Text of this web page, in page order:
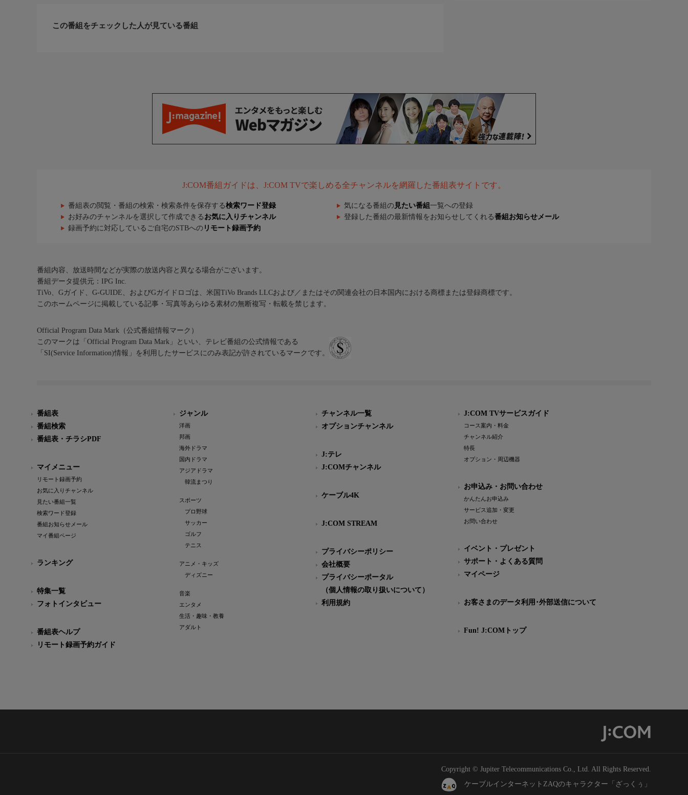
この番組をチェックした人が見ている番組
J:COM番組ガイドは、J:COM TVで楽しめる全チャンネルを網羅した番組表サイトです。
番組表の閲覧・番組の検索・検索条件を保存する検索ワード登録 気になる番組の 見たい番組 一覧への登録
お好みのチャンネルを選択して作成できる お気に入りチャンネル 登録した番組の最新情報をお知らせしてくれる番組お知らせメール
録画予約に対応しているご自宅のSTBへの リモート録画予約
番組内容、放送時間などが実際の放送内容と異なる場合がございます。
番組データ提供元：IPG Inc.
TiVo、Gガイド、G-GUIDE、およびGガイドロゴは、米国TiVo Brands LLCおよび／またはその関連会社の日本国内における商標または登録商標です。
このホームページに掲載している記事・写真等あらゆる素材の無断複写・転載を禁じます。
Official Program Data Mark（公式番組情報マーク）
このマークは「Official Program Data Mark」といい、テレビ番組の公式情報である
「SI(Service Information)情報」を利用したサービスにのみ表記が許されているマークです。
番組表
番組検索
番組表・チラシPDF
マイメニュー
リモート録画予約
お気に入りチャンネル
見たい番組一覧
検索ワード登録
番組お知らせメール
マイ番組ページ
ランキング
特集一覧
フォトインタビュー
番組表ヘルプ
リモート録画予約ガイド
ジャンル
洋画
邦画
海外ドラマ
国内ドラマ
アジアドラマ
韓流まつり
スポーツ
プロ野球
サッカー
ゴルフ
テニス
アニメ・キッズ
ディズニー
音楽
エンタメ
生活・趣味・教養
アダルト
チャンネル一覧
オプションチャンネル
J:テレ
J:COMチャンネル
ケーブル4K
J:COM STREAM
プライバシーポリシー
会社概要
プライバシーポータル
（個人情報の取り扱いについて）
利用規約
J:COM TVサービスガイド
コース案内・料金
チャンネル紹介
特長
オプション・周辺機器
お申込み・お問い合わせ
かんたんお申込み
サービス追加・変更
お問い合わせ
イベント・プレゼント
サポート・よくある質問
マイページ
お客さまのデータ利用･外部送信について
Fun! J:COMトップ
Copyright © Jupiter Telecommunications Co., Ltd. All Rights Reserved.
ケーブルインターネットZAQのキャラクター「ざっくぅ」